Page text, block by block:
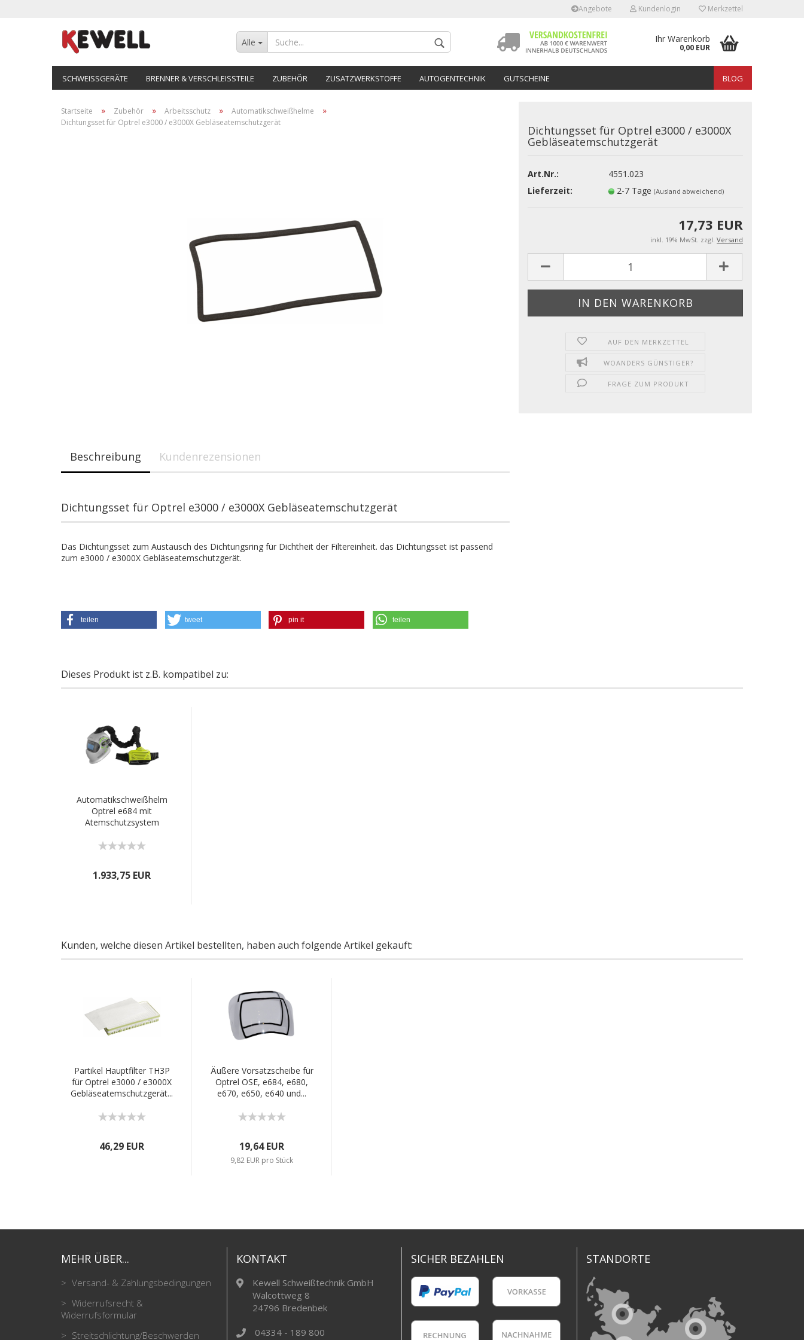
Angebote Kundenlogin
Konto erstellen
Passwort vergessen?
Merkzettel
Alle Ihr Warenkorb
0,00 EUR
SCHWEISSGERÄTE BRENNER & VERSCHLEISSTEILE ZUBEHÖR ZUSATZWERKSTOFFE AUTOGENTECHNIK GUTSCHEINE BLOG
Startseite » Zubehör » Arbeitsschutz » Automatikschweißhelme »
Dichtungsset für Optrel e3000 / e3000X Gebläseatemschutzgerät
Dichtungsset für Optrel e3000 / e3000X
Gebläseatemschutzgerät
Art.Nr.:
4551.023
Lieferzeit:
2-7 Tage (Ausland abweichend)
17,73 EUR
inkl. 19% MwSt. zzgl. Versand
AUF DEN MERKZETTEL
WOANDERS GÜNSTIGER?
FRAGE ZUM PRODUKT
Beschreibung Kundenrezensionen
Dichtungsset für Optrel e3000 / e3000X Gebläseatemschutzgerät
Das Dichtungsset zum Austausch des Dichtungsring für Dichtheit der Filtereinheit. das Dichtungsset ist passend
zum e3000 / e3000X Gebläseatemschutzgerät.
teilen tweet pin it teilen
Dieses Produkt ist z.B. kompatibel zu:
Automatikschweißhelm
Optrel e684 mit
Atemschutzsystem
1.933,75 EUR
Kunden, welche diesen Artikel bestellten, haben auch folgende Artikel gekauft:
Partikel Hauptfilter TH3P
für Optrel e3000 / e3000X
Gebläseatemschutzgerät...
46,29 EUR
Äußere Vorsatzscheibe für
Optrel OSE, e684, e680,
e670, e650, e640 und...
19,64 EUR
9,82 EUR pro Stück
MEHR ÜBER...
Versand- & Zahlungsbedingungen
Widerrufsrecht &
Widerrufsformular
Streitschlichtung/Beschwerden
KONTAKT
Kewell Schweißtechnik GmbH
Walcottweg 8
24796 Bredenbek
04334 - 189 800
SICHER BEZAHLEN STANDORTE